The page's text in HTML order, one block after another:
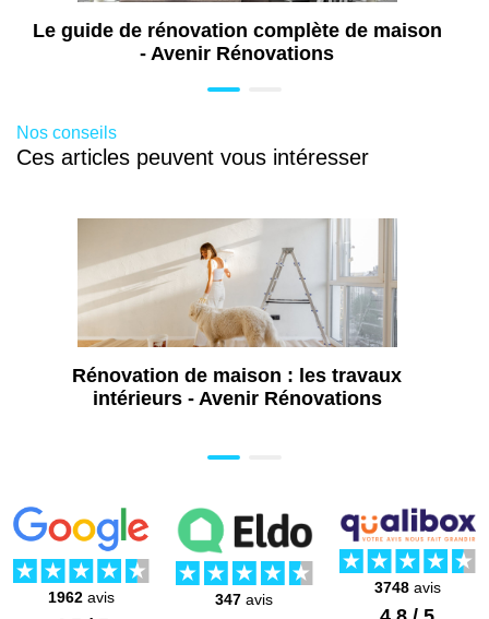
Le guide de rénovation complète de maison
- Avenir Rénovations
Nos conseils
Ces articles peuvent vous intéresser
Rénovation de maison : les travaux
intérieurs - Avenir Rénovations
1962 avis 347 avis
3748avis